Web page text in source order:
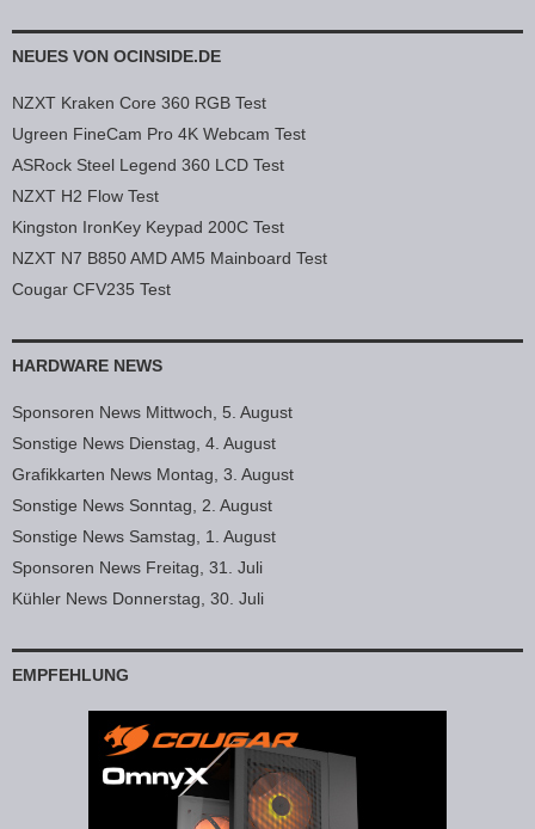
NEUES VON OCINSIDE.DE
NZXT Kraken Core 360 RGB Test
Ugreen FineCam Pro 4K Webcam Test
ASRock Steel Legend 360 LCD Test
NZXT H2 Flow Test
Kingston IronKey Keypad 200C Test
NZXT N7 B850 AMD AM5 Mainboard Test
Cougar CFV235 Test
HARDWARE NEWS
Sponsoren News Mittwoch, 5. August
Sonstige News Dienstag, 4. August
Grafikkarten News Montag, 3. August
Sonstige News Sonntag, 2. August
Sonstige News Samstag, 1. August
Sponsoren News Freitag, 31. Juli
Kühler News Donnerstag, 30. Juli
EMPFEHLUNG